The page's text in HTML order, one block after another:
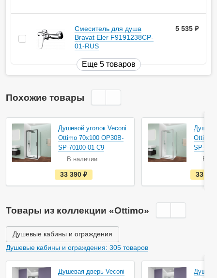
Смеситель для душа
Bravat Eler F9191238CP-
01-RUS
5 535
Еще 5 товаров
Похожие товары
Душевой уголок Veconi
Ottimo 70х100 OP30B-
SP-70100-01-C9
В наличии
е
с
т
а
и
ч
и
и
33 390
Ottimo
SP-
В
33
Товары из коллекции «Ottimo»
Душевые кабины и ограждения
Душевые кабины и ограждения: 305 товаров
Душевая дверь Veconi